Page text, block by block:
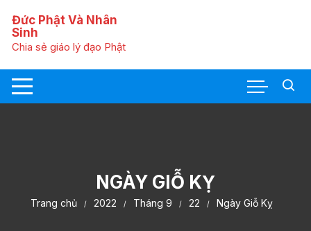
ể
t
Đức Phật Và Nhân
Sinh
Chia sẻ giáo lý đạo Phật
NGÀY GIỖ KỴ
Trang chủ 2022 Tháng 9 22 Ngày Giỗ Kỵ